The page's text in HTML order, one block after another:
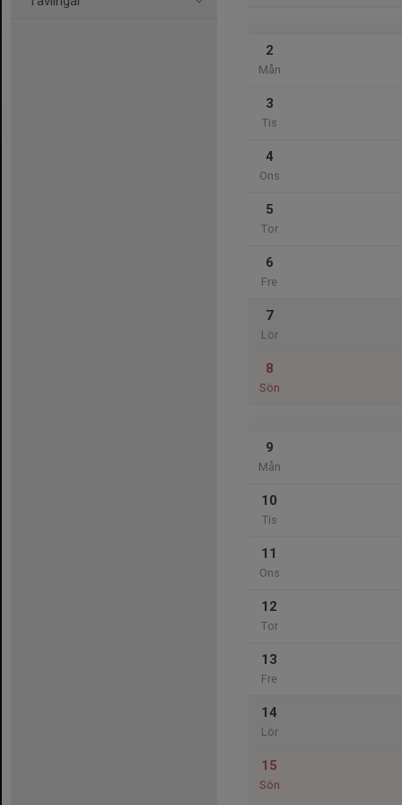
2
Mån
3
Tis
4
Ons
5
Tor
6
Fre
7
Lör
8
Sön
9
Mån
10
Tis
11
Ons
12
Tor
13
Fre
14
Lör
15
Sön